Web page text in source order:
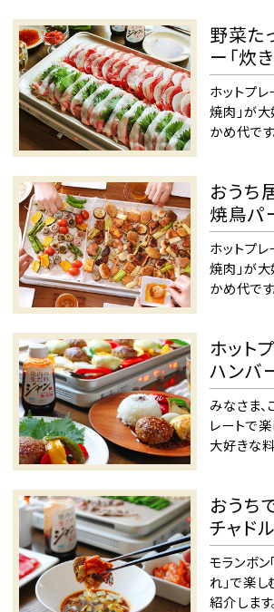
野菜た
ー「炊
ホットプレ
焼肉」が
かめ代で
おうち
焼鳥パ
ホットプレ
焼肉」が
かめ代で
ホット
ハンバ
みなさま、
レートで
大好きな
おうち
チャド
モランボ
れ」で楽し
紹介しま